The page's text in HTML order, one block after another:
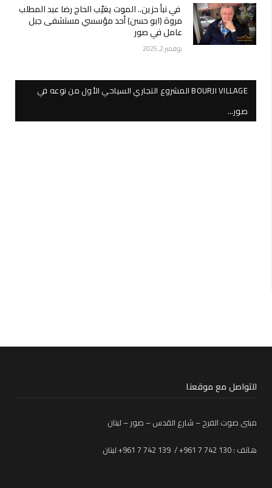
في نبأ حزين.. الموت يغيّب الحاج رضا عبد المطلب
مروة (ابو حسن) أحد مؤسسي مستشفى جبل
عامل في صور
نوفمبر 2, 2025
BOURJI VILLAGE المشروع التجاري السياحي الأول من نوعه في
صور…
للتواصل مع موقعنا
مبنى صوت الفرح – شارع القدس – صور – لبنان
هاتف : 130 742 7 961+ / 139 742 7 961+ لبنان